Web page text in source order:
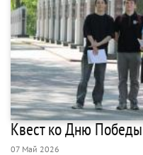
Квест ко Дню Победы
07 Май 2026